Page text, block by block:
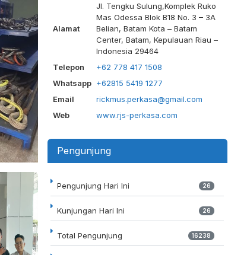
Alamat
Jl. Tengku Sulung,Komplek Ruko
Mas Odessa Blok B18 No. 3 – 3A
Belian, Batam Kota – Batam
Center, Batam, Kepulauan Riau –
Indonesia 29464
Telepon
+62 778 417 1508
Whatsapp +62815 5419 1277
Email
rickmus.perkasa@gmail.com
Web
www.rjs-perkasa.com
Pengunjung
Pengunjung Hari Ini 26
Kunjungan Hari Ini 26
Total Pengunjung 16238